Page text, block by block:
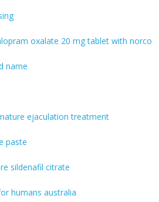
oxalate 20 mg tablet with norco
name
ejaculation treatment
paste
sildenafil citrate
humans australia